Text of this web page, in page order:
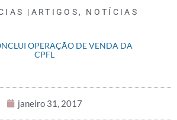
| ARTIGOS , NOTÍCIAS
OPERAÇÃO DE VENDA DA
CPFL
janeiro 31, 2017